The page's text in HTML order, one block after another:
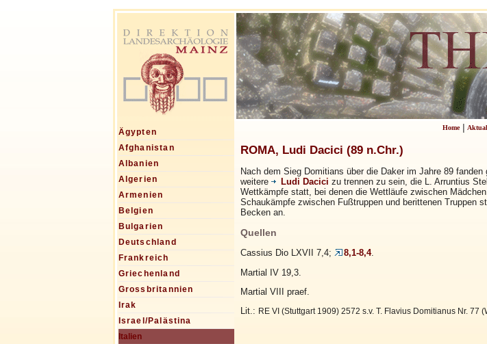
Ägypten
Afghanistan
Albanien
Algerien
Armenien
Belgien
Bulgarien
Deutschland
Frankreich
Griechenland
Grossbritannien
Irak
Israel/Palästina
Italien
Home|
ROMA, Ludi Dacici (89 n.Chr.)
Nach dem Sieg Domitians über die Daker im Jahre 89
weitere
Ludi Dacici zu trennen zu sein, die L. Arruntius
Wettkämpfe statt, bei denen die Wettläufe zwischen
Schaukämpfe zwischen Fußtruppen und berittenen Truppen
Becken an.
Quellen
Cassius Dio LXVII 7,4; 8,1-8,4.
Martial IV 19,3.
Martial VIII praef.
Lit.: RE VI (Stuttgart 1909) 2572 s.v. T. Flavius Domitianus Nr. 77